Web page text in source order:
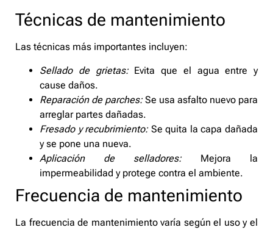
Técnicas de mantenimiento
Las técnicas más importantes incluyen:
Sellado de grietas:Evita que el agua entre y
cause daños.
Reparación de parches:Se usa asfalto nuevo para
arreglar partes dañadas.
Fresado y recubrimiento:Se quita la capa dañada
y se pone una nueva.
Aplicación de selladores:Mejora la
impermeabilidad y protege contra el ambiente.
Frecuencia de mantenimiento
La frecuencia de mantenimiento varía según el uso y el